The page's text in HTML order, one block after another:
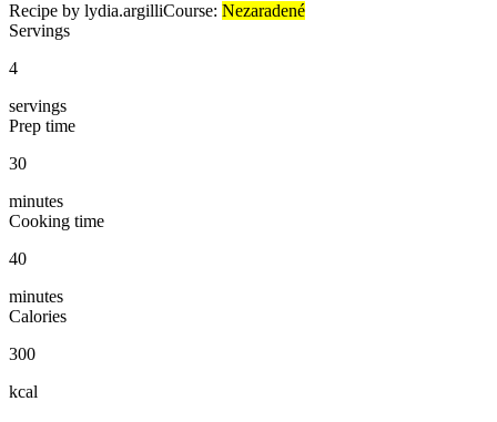
Recipe by lydia.argilliCourse: Nezaradené
Servings
4
servings
Prep time
30
minutes
Cooking time
40
minutes
Calories
300
kcal